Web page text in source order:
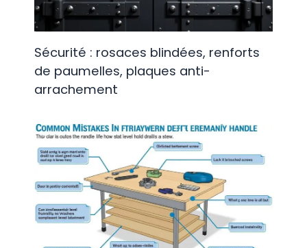
Sécurité : rosaces blindées, renforts
de paumelles, plaques anti-
arrachement